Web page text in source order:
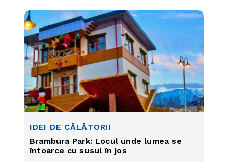
IDEI DE CĂLĂTORII
Brambura Park: Locul unde lumea se
întoarce cu susul în jos